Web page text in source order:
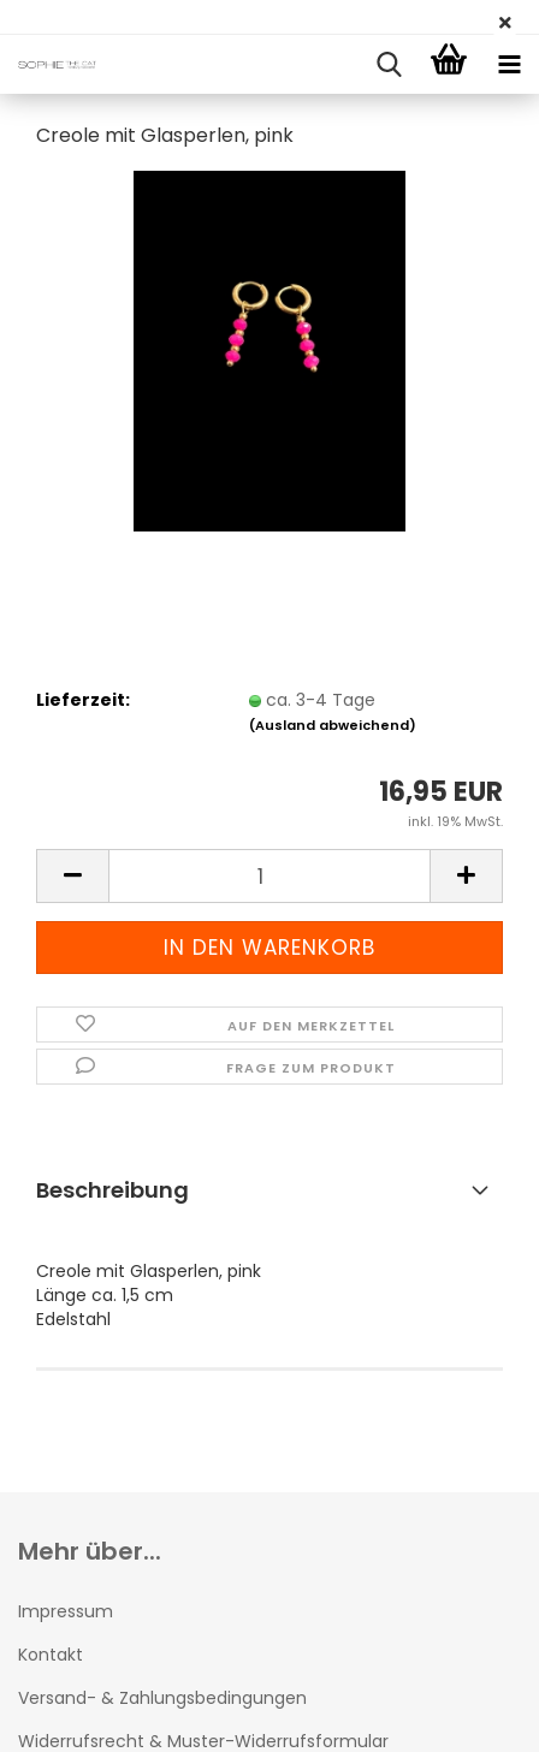
Creole mit Glasperlen, pink
Lieferzeit: ca. 3-4 Tage
(Ausland abweichend)
16,95 EUR
inkl. 19% MwSt.
AUF DEN MERKZETTEL
FRAGE ZUM PRODUKT
Beschreibung
Creole mit Glasperlen, pink
Länge ca. 1,5 cm
Edelstahl
Mehr über...
Impressum
Kontakt
Versand- & Zahlungsbedingungen
Widerrufsrecht & Muster-Widerrufsformular